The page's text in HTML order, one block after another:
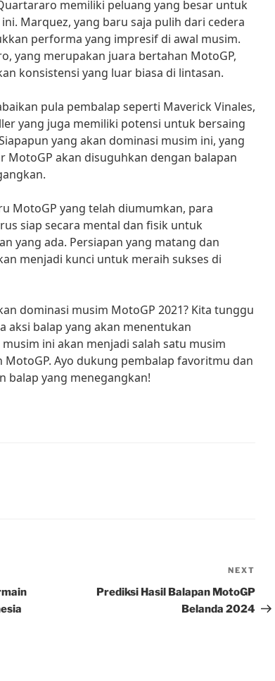
memiliki peluang yang besar untuk
Marquez, yang baru saja pulih dari cedera
performa yang impresif di awal musim.
yang merupakan juara bertahan MotoGP,
konsistensi yang luar biasa di lintasan.
pula pembalap seperti Maverick Vinales,
yang juga memiliki potensi untuk bersaing
yang akan dominasi musim ini, yang
MotoGP akan disuguhkan dengan balapan
MotoGP yang telah diumumkan, para
siap secara mental dan fisik untuk
yang ada. Persiapan yang matang dan
menjadi kunci untuk meraih sukses di
dominasi musim MotoGP 2021? Kita tunggu
aksi balap yang akan menentukan
ini akan menjadi salah satu musim
Ayo dukung pembalap favoritmu dan
balap yang menegangkan!
Post
NEXT
Prediksi Hasil Balapan MotoGP
Belanda 2024